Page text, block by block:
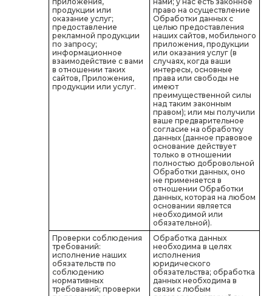
продукции или
оказание услуг;
предоставление
рекламной продукции
по запросу;
информационное
взаимодействие с вами
в отношении таких
сайтов, Приложения,
продукции или услуг.
право на осуществление
Обработки данных с
целью предоставления
наших сайтов, мобильного
приложения, продукции
или оказания услуг (в
случаях, когда ваши
интересы, основные
права или свободы не
имеют
преимущественной силы
над таким законным
правом); или мы получили
ваше предварительное
согласие на обработку
данных (данное правовое
основание действует
только в отношении
полностью добровольной
Обработки данных, оно
не применяется в
отношении Обработки
данных, которая на любом
основании является
необходимой или
обязательной).
Проверки соблюдения
требований:
исполнение наших
обязательств по
соблюдению
нормативных
требований; проверки
Обработка данных
необходима в целях
исполнения
юридического
обязательства; обработка
данных необходима в
связи с любым